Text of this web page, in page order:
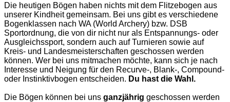
Die heutigen Bögen haben nichts mit dem Flitzebogen aus
unserer Kindheit gemeinsam. Bei uns gibt es verschiedene
Bogenklassen nach WA (World Archery) bzw. DSB
Sportordnung, die von dir nicht nur als Entspannungs- oder
Ausgleichssport, sondern auch auf Turnieren sowie auf
Kreis- und Landesmeisterschaften geschossen werden
können. Wer bei uns mitmachen möchte, kann sich je nach
Interesse und Neigung für den Recurve-, Blank-, Compound-
oder Instinktivbogen entscheiden. Du hast die Wahl.
Die Bögen können bei uns ganzjährig geschossen werden